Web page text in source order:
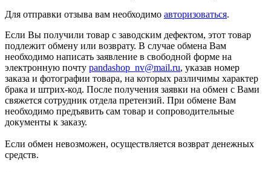
Для отправки отзыва вам необходимо авторизоваться.
Если Вы получили товар с заводским дефектом, этот товар
подлежит обмену или возврату. В случае обмена Вам
необходимо написать заявление в свободной форме на
электронную почту pandashop_nv@mail.ru, указав номер
заказа и фотографии товара, на которых различимы характер
брака и штрих-код. После получения заявки на обмен с Вами
свяжется сотрудник отдела претензий. При обмене Вам
необходимо предъявить сам товар и сопроводительные
документы к заказу.
Если обмен невозможен, осуществляется возврат денежных
средств.